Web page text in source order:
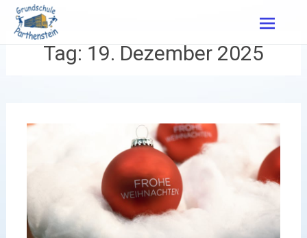
Zum
Inhalt
springen
Tag: 19. Dezember 2025